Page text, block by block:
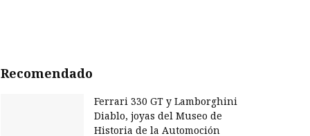
Recomendado
Ferrari 330 GT y Lamborghini
Diablo, joyas del Museo de
Historia de la Automoción